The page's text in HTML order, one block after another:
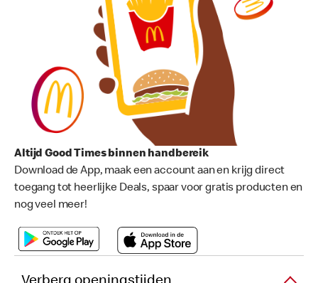
Altijd Good Times binnen handbereik
Download de App, maak een account aan en krijg direct
toegang tot heerlijke Deals, spaar voor gratis producten en
nog veel meer!